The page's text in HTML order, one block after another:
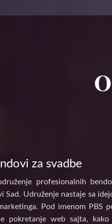
za svadbe
profesionalnih
Udruženje nastaje sa
Pod imenom PBS
pokretanje web sajta,